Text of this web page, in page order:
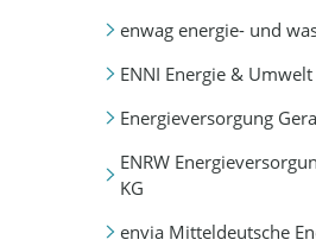
enwag energie- und
ENNI Energie &
Energieversorgung
ENRW
KG
envia Mitteldeutsche